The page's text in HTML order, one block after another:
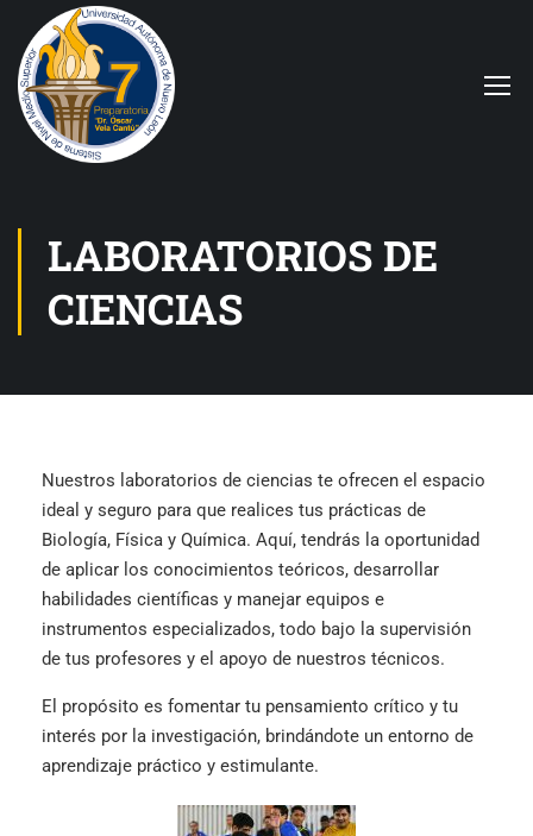
LABORATORIOS DE
CIENCIAS
Nuestros laboratorios de ciencias te ofrecen el espacio
ideal y seguro para que realices tus prácticas de
Biología, Física y Química. Aquí, tendrás la oportunidad
de aplicar los conocimientos teóricos, desarrollar
habilidades científicas y manejar equipos e
instrumentos especializados, todo bajo la supervisión
de tus profesores y el apoyo de nuestros técnicos.
El propósito es fomentar tu pensamiento crítico y tu
interés por la investigación, brindándote un entorno de
aprendizaje práctico y estimulante.